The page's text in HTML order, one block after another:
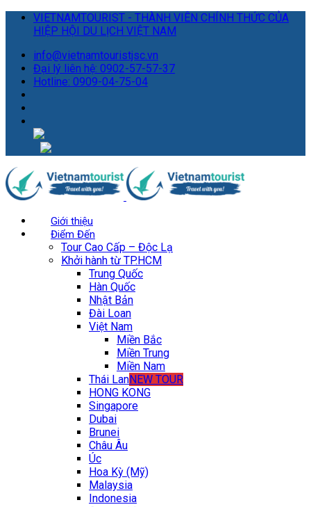
VIETNAMTOURIST - THÀNH VIÊN CHÍNH THỨC CỦA
HIỆP HỘI DU LỊCH VIỆT NAM
info@vietnamtouristjsc.vn
Đại lý liên hệ: 0902-57-57-37
Hotline: 0909-04-75-04
Giới thiệu
Điểm Đến
Tour Cao Cấp – Độc Lạ
Khởi hành từ TP.HCM
Trung Quốc
Hàn Quốc
Nhật Bản
Đài Loan
Việt Nam
Miền Bắc
Miền Trung
Miền Nam
Thái LanNEW TOUR
HONG KONG
Singapore
Dubai
Brunei
Châu Âu
Úc
Hoa Kỳ (Mỹ)
Malaysia
Indonesia